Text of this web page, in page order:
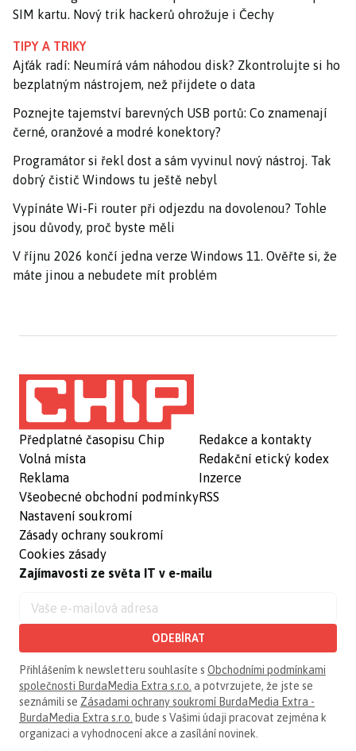
SIM kartu. Nový trik hackerů ohrožuje i Čechy
TIPY A TRIKY
Ajťák radí: Neumírá vám náhodou disk? Zkontrolujte si ho
bezplatným nástrojem, než přijdete o data
Poznejte tajemství barevných USB portů: Co znamenají
černé, oranžové a modré konektory?
Programátor si řekl dost a sám vyvinul nový nástroj. Tak
dobrý čistič Windows tu ještě nebyl
Vypínáte Wi-Fi router při odjezdu na dovolenou? Tohle
jsou důvody, proč byste měli
V říjnu 2026 končí jedna verze Windows 11. Ověřte si, že
máte jinou a nebudete mít problém
Předplatné časopisu Chip
Volná místa
Reklama
Všeobecné obchodní podmínky
Nastavení soukromí
Zásady ochrany soukromí
Cookies zásady
Redakce a kontakty
Redakční etický kodex
Inzerce
RSS
Zajímavosti ze světa IT v e-mailu
ODEBÍRAT
Přihlášením k newsletteru souhlasíte s Obchodními podmínkami
společnosti BurdaMedia Extra s.r.o. a potvrzujete, že jste se
seznámili se Zásadami ochrany soukromí BurdaMedia Extra -
BurdaMedia Extra s.r.o. bude s Vašimi údaji pracovat zejména k
organizaci a vyhodnocení akce a zasílání novinek.